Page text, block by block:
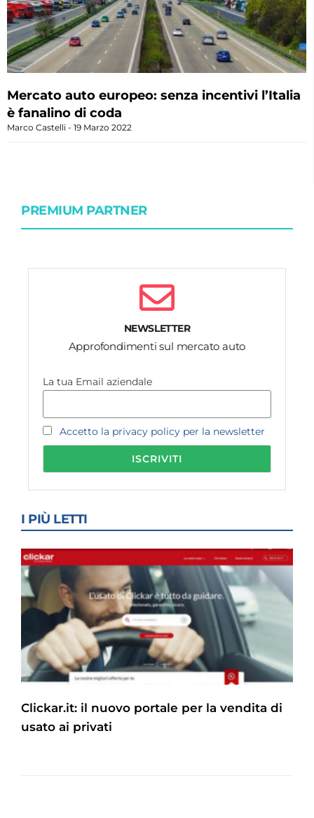
Mercato auto europeo: senza incentivi l’Italia
è fanalino di coda
Marco Castelli 19 Marzo 2022
PREMIUM PARTNER
NEWSLETTER
Approfondimenti sul mercato auto
La tua Email aziendale
Accetto la privacy policy per la newsletter
I PIÙ LETTI
Clickar.it: il nuovo portale per la vendita di
usato ai privati